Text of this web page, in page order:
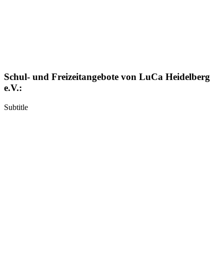
Schul- und Freizeitangebote von LuCa Heidelberg
e.V.:
Subtitle